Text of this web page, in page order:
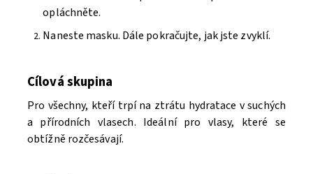
opláchněte.
Naneste masku. Dále pokračujte, jak jste zvyklí.
Cílová skupina
Pro všechny, kteří trpí na ztrátu hydratace v suchých
a přírodních vlasech. Ideální pro vlasy, které se
obtížně rozčesávají.